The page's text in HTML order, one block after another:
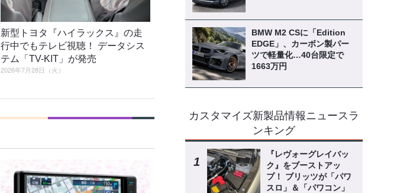
新型トヨタ『ハイラックス』の走
行中でもテレビ視聴！ データシス
テム「TV-KIT」が発売
2026年7月28日（火）
BMW M2 CSに「Edition
EDGE」、カーボン製パー
ツで軽量化…40台限定で
1663万円
カスタマイズ新製品情報ニュースラ
ンキング
『レヴォーグレイバッ
ク』をブーストアッ
プ！ ブリッツが「パワ
スロ」＆「パワコン」